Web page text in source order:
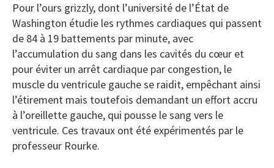
Pour l’ours grizzly, dont l’université de l’État de
Washington étudie les rythmes cardiaques qui passent
de 84 à 19 battements par minute, avec
l’accumulation du sang dans les cavités du cœur et
pour éviter un arrêt cardiaque par congestion, le
muscle du ventricule gauche se raidit, empêchant ainsi
l’étirement mais toutefois demandant un effort accru
à l’oreillette gauche, qui pousse le sang vers le
ventricule. Ces travaux ont été expérimentés par le
professeur Rourke.